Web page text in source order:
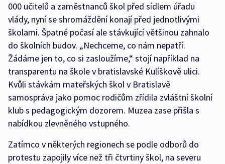
000 učitelů a zaměstnanců škol před sídlem úřadu
vlády, nyní se shromáždění konají před jednotlivými
školami. Špatné počasí ale stávkující většinou zahnalo
do školních budov. „Nechceme, co nám nepatří.
Žádáme jen to, co si zasloužíme,“ stojí například na
transparentu na škole v bratislavské Kulíškově ulici.
Kvůli stávkám mateřských škol v Bratislavě
samospráva jako pomoc rodičům zřídila zvláštní školní
klub s pedagogickým dozorem. Muzea zase přišla s
nabídkou zlevněného vstupného.
Zatímco v některých regionech se podle odborů do
protestu zapojily více než tři čtvrtiny škol, na severu